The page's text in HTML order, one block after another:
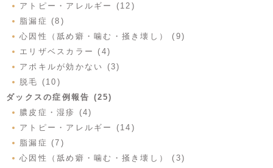
アトピー・アレルギー (12)
脂漏症 (8)
心因性（舐め癖・噛む・掻き壊し） (9)
エリザベスカラー (4)
アポキルが効かない (3)
脱毛 (10)
ダックスの症例報告 (25)
膿皮症・湿疹 (4)
アトピー・アレルギー (14)
脂漏症 (7)
心因性（舐め癖・噛む・掻き壊し） (3)